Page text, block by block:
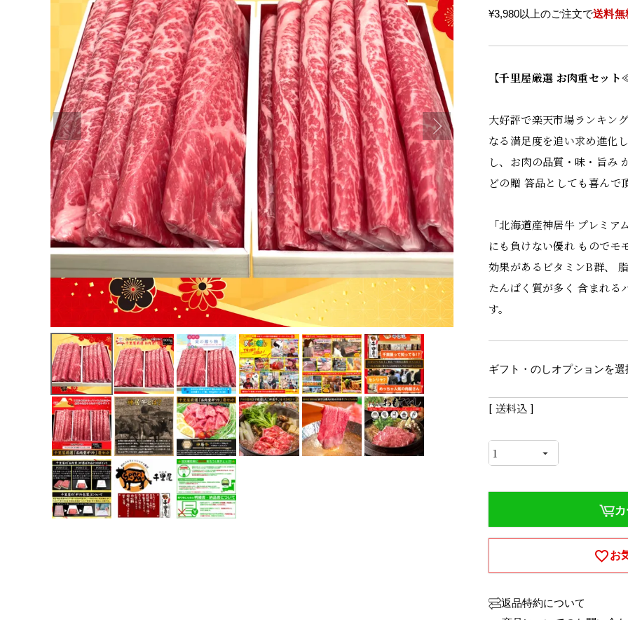
¥3,980以上のご注文で送料無
【千里屋厳選 お肉重セ
大好評で楽天市場ランキン
なる満足度を追い求め進化
し、お肉の品質・味・旨み
どの贈 答品としても喜んで
「北海道産神居牛 プレミ
にも負けない優れ ものでモ
効果があるビタミンB群、
たんぱく質が多く 含まれる
す。
ギフト・のしオプションを選
送料込
お
返品特約について